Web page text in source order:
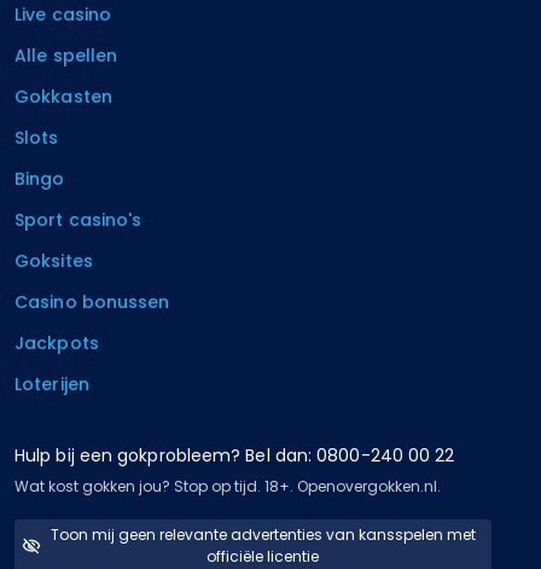
Live casino
Alle spellen
Gokkasten
Slots
Bingo
Sport casino's
Goksites
Casino bonussen
Jackpots
Loterijen
Hulp bij een gokprobleem? Bel dan: 0800-240 00 22
Wat kost gokken jou? Stop op tijd. 18+. Openovergokken.nl.
Toon mij geen relevante advertenties van kansspelen met
officiële licentie